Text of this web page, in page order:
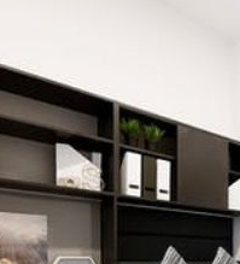
Термін навчання на
від 1 до 2 років.